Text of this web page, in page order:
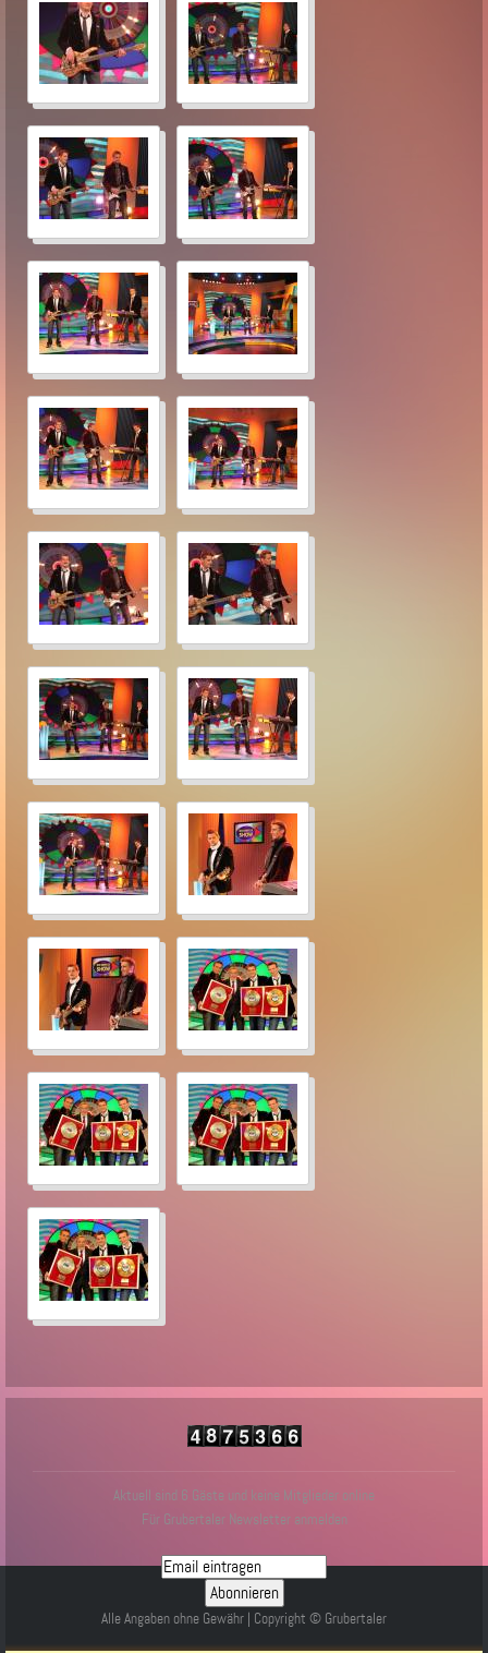
Aktuell sind 6 Gäste und keine Mitglieder online
Für Grubertaler Newsletter anmelden
Alle Angaben ohne Gewähr | Copyright © Grubertaler